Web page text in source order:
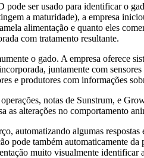
ser usado para identificar o
a maturidade), a empresa
alimentação e quanto eles
com tratamento resultante.
o gado. A empresa oferece
juntamente com
e produtores com informações
notas de Sunstrum, e
alterações no comportamento
automatizando algumas
pode também automaticamente
muito visualmente identificar